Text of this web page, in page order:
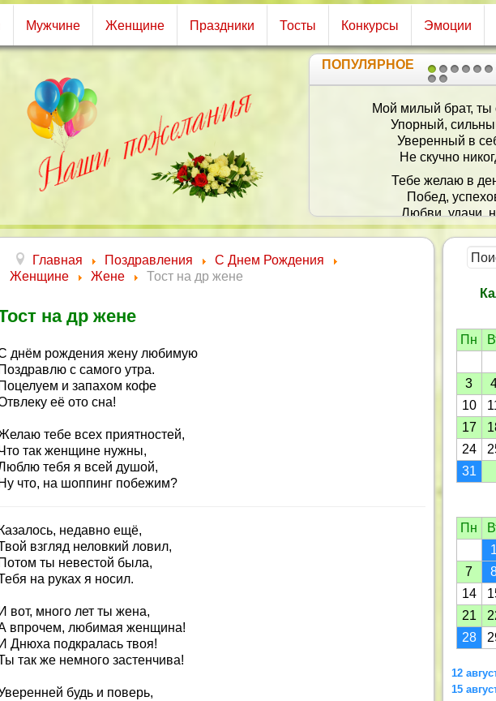
Мужчине Женщине Праздники Тосты Конкурсы Эмоции
1 2
2021
ПОПУЛЯРНОЕ
Пусть счастье
Останется
И будет рядом
Любимый
Главная Поздравления
С Днем Рождения
Женщине
Жене Тост на др жене
на др жене
днём рождения жену любимую
Поздравлю с самого утра.
Поцелуем и запахом кофе
её ото сна!
тебе всех приятностей,
так женщине нужны,
тебя я всей душой,
Ну что, на шоппинг побежим?
Казалось, недавно ещё,
взгляд неловкий ловил,
Потом ты невестой была,
на руках я носил.
И вот, много лет ты жена,
впрочем, любимая женщина!
И Днюха подкралась твоя!
так же немного застенчива!
будь и поверь,
Пн
3
10
17
24
31
Пн
1
7
14
21
28
12
15